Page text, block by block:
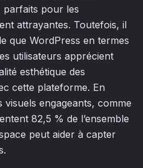
parfaits pour les
attrayantes. Toutefois, il
que WordPress en termes
utilisateurs apprécient
esthétique des
cette plateforme. En
visuels engageants, comme
82,5 % de l’ensemble
peut aider à capter